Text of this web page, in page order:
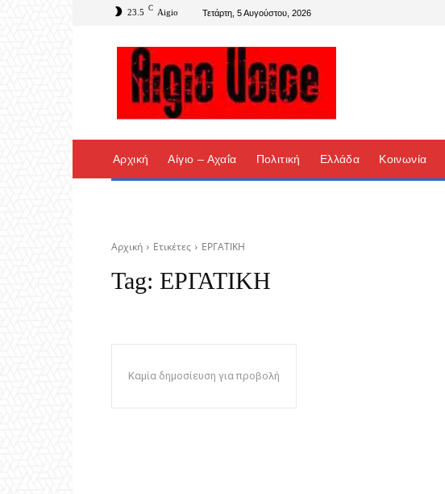
23.5 C Aigio Τετάρτη, 5 Αυγούστου, 2026
Αρχική Αίγιο – Αχαΐα Πολιτική Ελλάδα Κοινωνία
Αρχική Ετικέτες ΕΡΓΑΤΙΚΗ
Tag: ΕΡΓΑΤΙΚΗ
Καμία δημοσίευση για προβολή